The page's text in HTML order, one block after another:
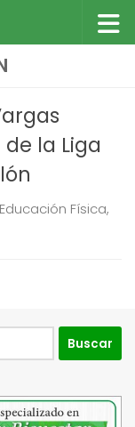
la Liga
Física,